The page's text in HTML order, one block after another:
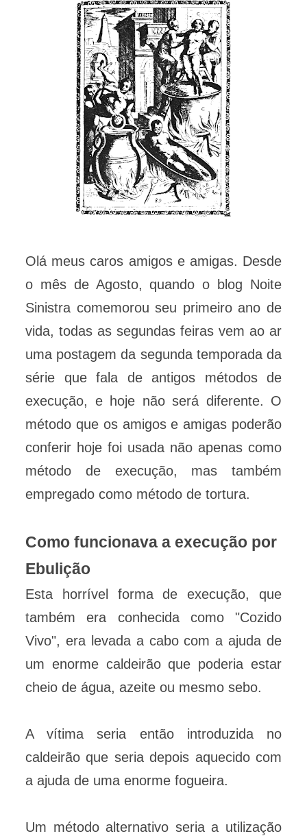
Olá meus caros amigos e amigas. Desde
o mês de Agosto, quando o blog Noite
Sinistra comemorou seu primeiro ano de
vida, todas as segundas feiras vem ao ar
uma postagem da segunda temporada da
série que fala de antigos métodos de
execução, e hoje não será diferente. O
método que os amigos e amigas poderão
conferir hoje foi usada não apenas como
método de execução, mas também
empregado como método de tortura.
Como funcionava a execução por
Ebulição
Esta horrível forma de execução, que
também era conhecida como "Cozido
Vivo", era levada a cabo com a ajuda de
um enorme caldeirão que poderia estar
cheio de água, azeite ou mesmo sebo.
A vítima seria então introduzida no
caldeirão que seria depois aquecido com
a ajuda de uma enorme fogueira.
Um método alternativo seria a utilização